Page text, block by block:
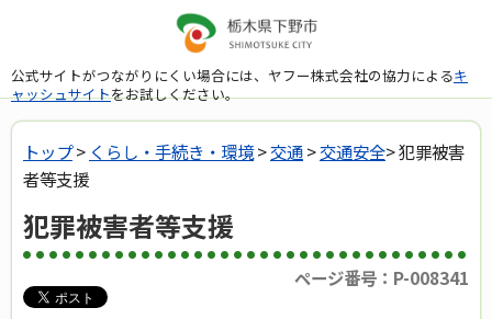
公式サイトがつながりにくい場合には、ヤフー株式会社の協力によるキ
ャッシュサイトをお試しください。
トップ> くらし・手続き・環境>交通>交通安全> 犯罪被害
者等支援
犯罪被害者等支援
ページ番号：P-008341